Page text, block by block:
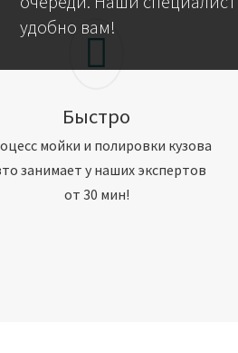
удобно вам!
Быстро
мойки и полировки кузова
занимает у наших экспертов
от 30 мин!